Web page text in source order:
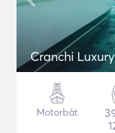
Cranchi
Motorbåt